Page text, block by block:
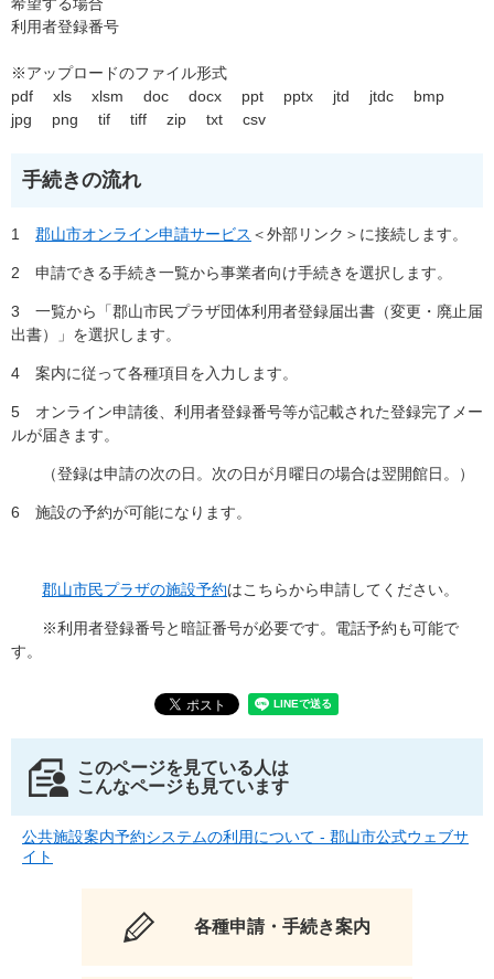
希望する場合
利用者登録番号
※アップロードのファイル形式
pdf xls xlsm doc docx ppt pptx jtd jtdc bmp
jpg png tif tiff zip txt csv
手続きの流れ
1 郡山市オンライン申請サービス ＜外部リンク＞ に接続します。
2 申請できる手続き一覧から事業者向け手続きを選択します。
3 一覧から「郡山市民プラザ団体利用者登録届出書（変更・廃止届
出書）」を選択します。
4 案内に従って各種項目を入力します。
5 オンライン申請後、利用者登録番号等が記載された登録完了メー
ルが届きます。
（登録は申請の次の日。次の日が月曜日の場合は翌開館日。）
6 施設の予約が可能になります。
郡山市民プラザの施設予約はこちらから申請してください。
※利用者登録番号と暗証番号が必要です。電話予約も可能で
す。
このページを見ている人は
こんなページも見ています
公共施設案内予約システムの利用について - 郡山市公式ウェブサ
イト
各種申請・手続き案内